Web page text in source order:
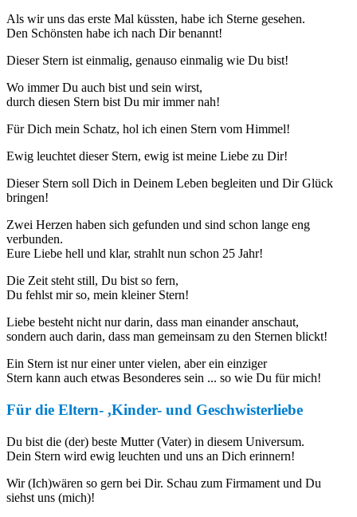
Als wir uns das erste Mal küssten, habe ich Sterne gesehen.
Den Schönsten habe ich nach Dir benannt!
Dieser Stern ist einmalig, genauso einmalig wie Du bist!
Wo immer Du auch bist und sein wirst,
durch diesen Stern bist Du mir immer nah!
Für Dich mein Schatz, hol ich einen Stern vom Himmel!
Ewig leuchtet dieser Stern, ewig ist meine Liebe zu Dir!
Dieser Stern soll Dich in Deinem Leben begleiten und Dir Glück
bringen!
Zwei Herzen haben sich gefunden und sind schon lange eng
verbunden.
Eure Liebe hell und klar, strahlt nun schon 25 Jahr!
Die Zeit steht still, Du bist so fern,
Du fehlst mir so, mein kleiner Stern!
Liebe besteht nicht nur darin, dass man einander anschaut,
sondern auch darin, dass man gemeinsam zu den Sternen blickt!
Ein Stern ist nur einer unter vielen, aber ein einziger
Stern kann auch etwas Besonderes sein ... so wie Du für mich!
Für die Eltern- ,Kinder- und Geschwisterliebe
Du bist die (der) beste Mutter (Vater) in diesem Universum.
Dein Stern wird ewig leuchten und uns an Dich erinnern!
Wir (Ich)wären so gern bei Dir. Schau zum Firmament und Du
siehst uns (mich)!